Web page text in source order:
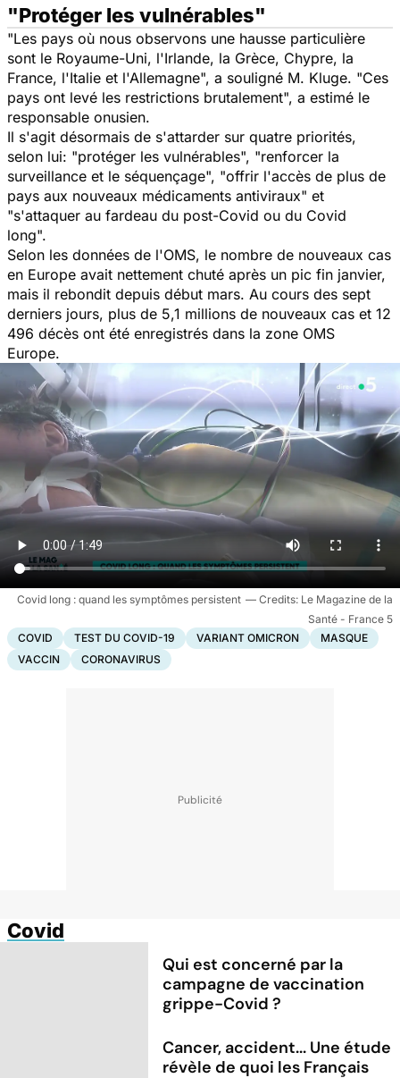
"Protéger les vulnérables"
"Les pays où nous observons une hausse particulière
sont le Royaume-Uni, l'Irlande, la Grèce, Chypre, la
France, l'Italie et l'Allemagne", a souligné M. Kluge. "Ces
pays ont levé les restrictions brutalement", a estimé le
responsable onusien.
Il s'agit désormais de s'attarder sur quatre priorités,
selon lui: "protéger les vulnérables", "renforcer la
surveillance et le séquençage", "offrir l'accès de plus de
pays aux nouveaux médicaments antiviraux" et
"s'attaquer au fardeau du post-Covid ou du Covid
long".
Selon les données de l'OMS, le nombre de nouveaux cas
en Europe avait nettement chuté après un pic fin janvier,
mais il rebondit depuis début mars. Au cours des sept
derniers jours, plus de 5,1 millions de nouveaux cas et 12
496 décès ont été enregistrés dans la zone OMS
Europe.
Covid long : quand les symptômes persistent
Le Magazine de la
Santé - France 5
COVID
TEST DU COVID-19 VARIANT OMICRON
MASQUE
VACCIN
CORONAVIRUS
Covid
Qui est concerné par la
campagne de vaccination
grippe-Covid ?
Cancer, accident... Une étude
révèle de quoi les Français